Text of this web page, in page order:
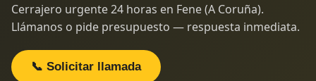
Cerrajero urgente 24 horas en Fene (A Coruña).
Llámanos o pide presupuesto — respuesta inmediata.
📞 Solicitar llamada